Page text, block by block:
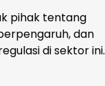
pihak tentang
dan
di sektor ini.